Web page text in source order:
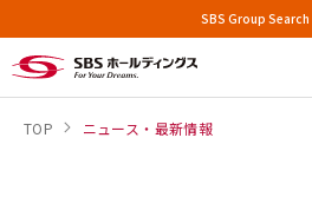
SBS Group Search
TOP ニュース・最新情報